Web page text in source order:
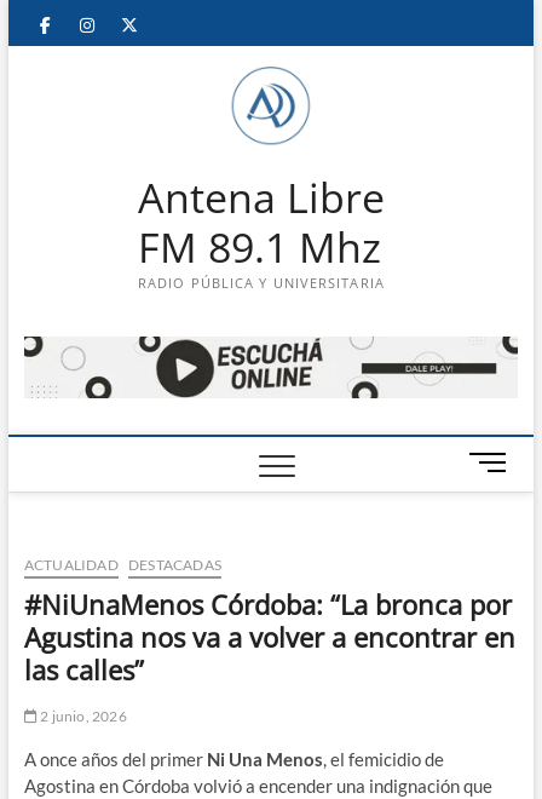
Saltar
FacebookInstagram
Antena Libre
FM 89.1 Mhz
RADIO PÚBLICA Y UNIVERSITARIA
B
o
d
e
m
ACTUALIDAD DESTACADAS
#NiUnaMenos Córdoba: “La bronca por
Agustina nos va a volver a encontrar en
las calles”
2 junio, 2026
A once años del primer Ni Una Menos, el femicidio de
Agostina en Córdoba volvió a encender una indignación que